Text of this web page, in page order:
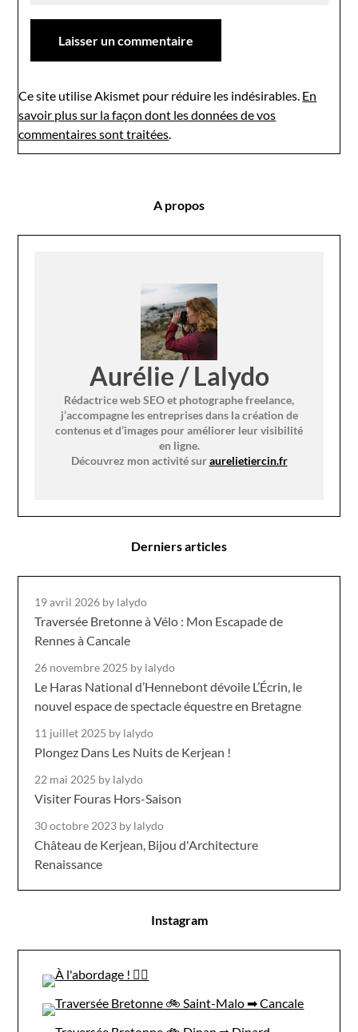
Ce site utilise Akismet pour réduire les indésirables. En
savoir plus sur la façon dont les données de vos
commentaires sont traitées.
A propos
Aurélie / Lalydo
Rédactrice web SEO et photographe freelance,
j’accompagne les entreprises dans la création de
contenus et d’images pour améliorer leur visibilité
en ligne.
Découvrez mon activité suraurelietiercin.fr
Derniers articles
19 avril 2026 by lalydo
Traversée Bretonne à Vélo : Mon Escapade de
Rennes à Cancale
26 novembre 2025 by lalydo
Le Haras National d’Hennebont dévoile L’Écrin, le
nouvel espace de spectacle équestre en Bretagne
11 juillet 2025 by lalydo
Plongez Dans Les Nuits de Kerjean !
22 mai 2025 by lalydo
Visiter Fouras Hors-Saison
30 octobre 2023 by lalydo
Château de Kerjean, Bijou d'Architecture
Renaissance
Instagram